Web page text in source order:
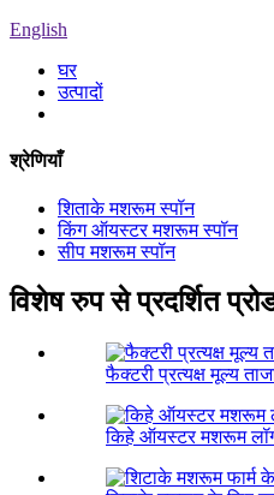
English
घर
उत्पादों
श्रेणियाँ
शिताके मशरूम स्पॉन
किंग ऑयस्टर मशरूम स्पॉन
सीप मशरूम स्पॉन
विशेष रुप से प्रदर्शित
फैक्टरी प्रत्यक्ष मूल्य
किहे ऑयस्टर मशरूम